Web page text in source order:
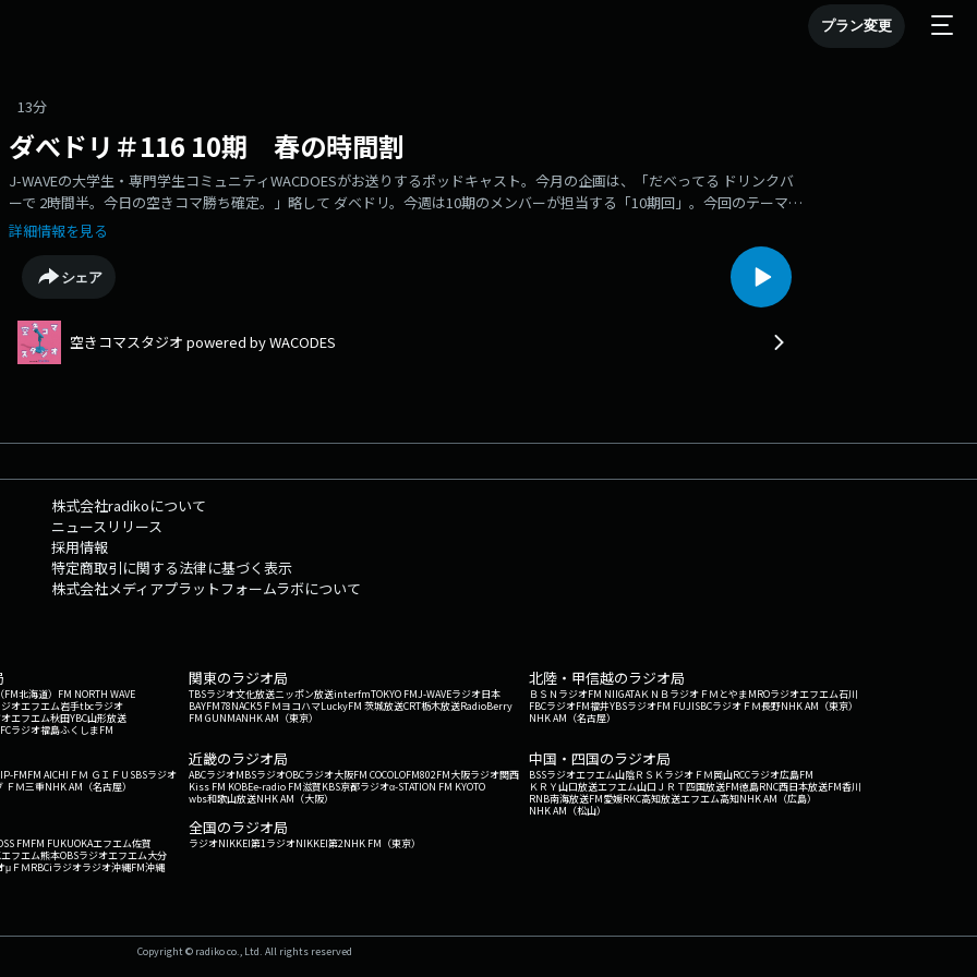
プラン変更
13分
ダべドリ＃116 10期 春の時間割
J-WAVEの大学生・専門学生コミュニティWACDOESがお送りするポッドキャスト。今月の企画は、「だべってる ドリンクバ
ーで 2時間半。今日の空きコマ勝ち確定。」略して ダベドリ。今週は10期のメンバーが担当する「10期回」。今回のテーマは
「10期春の時間割」。組み立て方によって、その大学生の生活が大きく変わりうる時間割。大学生の春の大仕事：履修登録を
終えた10期の時間割を比べてみました。（出演：10期・りほ、10期・ゆずの、10期・くじちゃん編集：10期・くじちゃん）
詳細情報を見る
シェア
空きコマスタジオ powered by WACODES
株式会社radikoについて
ニュースリリース
採用情報
特定商取引に関する法律に基づく表示
株式会社メディアプラットフォームラボについて
北海道） FM NORTH WAVE
オエフエム岩手tbcラジオ
エフエム秋田YBC山形放送
ラジオ福島ふくしまFM
関東のラジオ局
TBSラジオ文化放送ニッポン放送interfmTOKYO FMJ-WAVEラジオ日本
BAYFM78NACK5 ＦＭヨコハマLuckyFM 茨城放送CRT栃木放送RadioBerry
FM GUNMANHK AM（東京）
北陸・甲信越のラジオ局
ＢＳＮラジオFM NIIGATAＫＮＢラジオ ＦＭとやまMROラジオエフエム石川
FBCラジオFM福井YBSラジオFM FUJISBCラジオ ＦＭ長野NHK AM（東京）
NHK AM（名古屋）
FMFM AICHI ＦＭ ＧＩＦＵ SBSラジオ
ＦＭ三重NHK AM（名古屋）
近畿のラジオ局
ABCラジオMBSラジオOBCラジオ大阪FM COCOLOFM802FM大阪ラジオ関西
Kiss FM KOBEe-radio FM滋賀KBS京都ラジオα-STATION FM KYOTO
wbs和歌山放送NHK AM（大阪）
中国・四国のラジオ局
BSSラジオエフエム山陰ＲＳＫラジオ ＦＭ岡山RCCラジオ広島FM
ＫＲＹ山口放送エフエム山口 ＪＲＴ四国放送FM徳島RNC西日本放送FM香川
RNB南海放送FM愛媛RKC高知放送エフエム高知NHK AM（広島）
NHK AM（松山）
FMFM FUKUOKAエフエム佐賀
フエム熊本OBSラジオエフエム大分
μＦＭRBCiラジオラジオ沖縄FM沖縄
全国のラジオ局
ラジオNIKKEI第1ラジオNIKKEI第2NHK FM（東京）
Copyright © radiko co., Ltd. All rights reserved